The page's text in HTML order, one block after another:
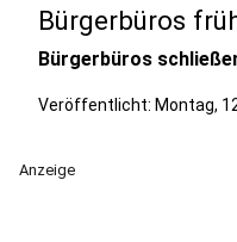
Bürgerbüros
Bürgerbüros
Veröffentlicht: Montag,
Anzeige